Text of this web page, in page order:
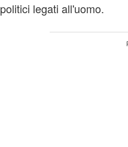
politici legati all'uomo.